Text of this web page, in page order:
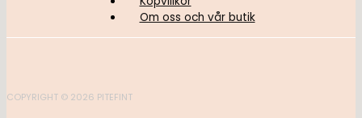
Om oss och vår butik
COPYRIGHT © 2026 PITEFINT